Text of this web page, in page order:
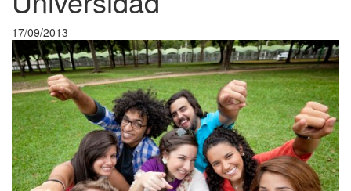
17/09/2013